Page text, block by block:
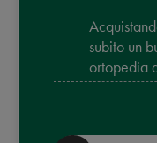
subito un
ortopedia